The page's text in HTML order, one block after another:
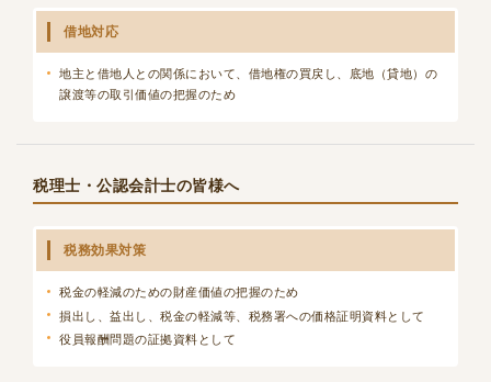
借地対応
地主と借地人との関係において、借地権の買戻し、底地（貸地）の
譲渡等の取引価値の把握のため
税理士・公認会計士の皆様へ
税務効果対策
税金の軽減のための財産価値の把握のため
損出し、益出し、税金の軽減等、税務署への価格証明資料として
役員報酬問題の証拠資料として